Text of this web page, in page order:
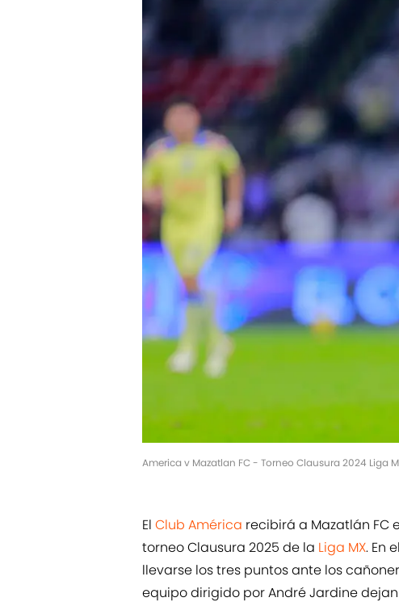
America v Mazatlan FC - Torneo Clausura 2024 Liga
El Club América recibirá a Mazatlán FC
torneo Clausura 2025 de la Liga MX. En
llevarse los tres puntos ante los
equipo dirigido por André Jardine